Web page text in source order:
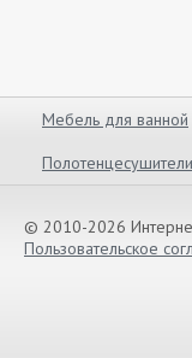
Мебель для ванной
Полотенцесушители
© 2010-2026
Пользовательское